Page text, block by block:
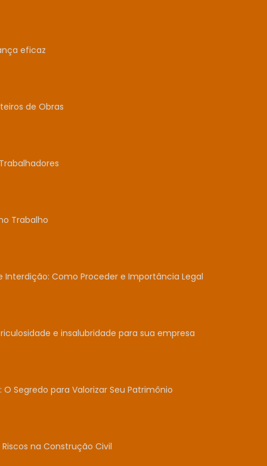
eficaz
de Obras
Trabalho
Como Proceder e Importância Legal
e insalubridade para sua empresa
Segredo para Valorizar Seu Patrimônio
na Construção Civil